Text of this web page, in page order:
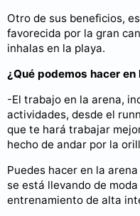
Otro de sus beneficios,
favorecida por la gran
inhalas en la playa.
¿Qué podemos hacer en
-El trabajo en la arena,
actividades, desde el
que te hará trabajar
hecho de andar por la
Puedes hacer en la
se está llevando de
entrenamiento de alta